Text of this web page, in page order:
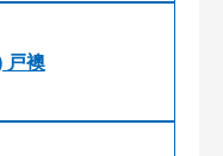
戸襖